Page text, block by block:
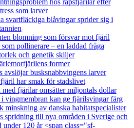
som larver
svartfläckiga blåvingar sprider sig i
blomning som försvar mot fjäril
pollinerare – en laddad fråga
och genetik skiljer
former
avslöjar busksnabbvingens larver
har smak för stadslivet
med fjärilar omsätter miljontals dollar
vingmembran kan ge fjärilsvingar färg
minskning av danska habitatspecialister
spridning till nya områden i Sverige och
under 120 år <span class="sf-